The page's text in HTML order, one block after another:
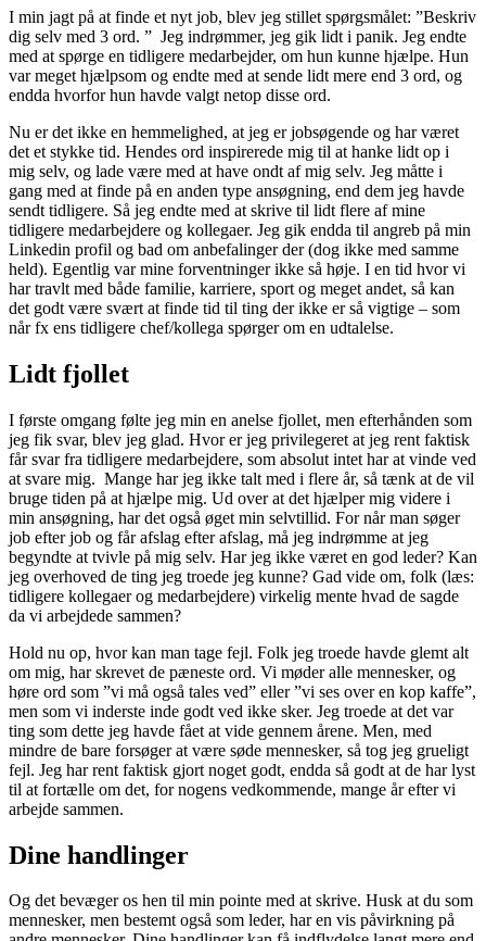
I min jagt på at finde et nyt job, blev jeg stillet spørgsmålet: ”Beskriv
dig selv med 3 ord. ” Jeg indrømmer, jeg gik lidt i panik. Jeg endte
med at spørge en tidligere medarbejder, om hun kunne hjælpe. Hun
var meget hjælpsom og endte med at sende lidt mere end 3 ord, og
endda hvorfor hun havde valgt netop disse ord.
Nu er det ikke en hemmelighed, at jeg er jobsøgende og har været
det et stykke tid. Hendes ord inspirerede mig til at hanke lidt op i
mig selv, og lade være med at have ondt af mig selv. Jeg måtte i
gang med at finde på en anden type ansøgning, end dem jeg havde
sendt tidligere. Så jeg endte med at skrive til lidt flere af mine
tidligere medarbejdere og kollegaer. Jeg gik endda til angreb på min
Linkedin profil og bad om anbefalinger der (dog ikke med samme
held). Egentlig var mine forventninger ikke så høje. I en tid hvor vi
har travlt med både familie, karriere, sport og meget andet, så kan
det godt være svært at finde tid til ting der ikke er så vigtige – som
når fx ens tidligere chef/kollega spørger om en udtalelse.
Lidt fjollet
I første omgang følte jeg min en anelse fjollet, men efterhånden som
jeg fik svar, blev jeg glad. Hvor er jeg privilegeret at jeg rent faktisk
får svar fra tidligere medarbejdere, som absolut intet har at vinde ved
at svare mig. Mange har jeg ikke talt med i flere år, så tænk at de vil
bruge tiden på at hjælpe mig. Ud over at det hjælper mig videre i
min ansøgning, har det også øget min selvtillid. For når man søger
job efter job og får afslag efter afslag, må jeg indrømme at jeg
begyndte at tvivle på mig selv. Har jeg ikke været en god leder? Kan
jeg overhoved de ting jeg troede jeg kunne? Gad vide om, folk (læs:
tidligere kollegaer og medarbejdere) virkelig mente hvad de sagde
da vi arbejdede sammen?
Hold nu op, hvor kan man tage fejl. Folk jeg troede havde glemt alt
om mig, har skrevet de pæneste ord. Vi møder alle mennesker, og
høre ord som ”vi må også tales ved” eller ”vi ses over en kop kaffe”,
men som vi inderste inde godt ved ikke sker. Jeg troede at det var
ting som dette jeg havde fået at vide gennem årene. Men, med
mindre de bare forsøger at være søde mennesker, så tog jeg grueligt
fejl. Jeg har rent faktisk gjort noget godt, endda så godt at de har lyst
til at fortælle om det, for nogens vedkommende, mange år efter vi
arbejde sammen.
Dine handlinger
Og det bevæger os hen til min pointe med at skrive. Husk at du som
mennesker, men bestemt også som leder, har en vis påvirkning på